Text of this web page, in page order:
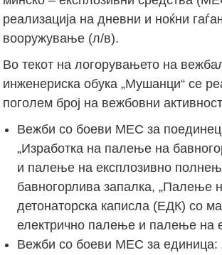
реализација на дневни и ноќни
вооружување (л/в).
Во текот на логорувањето на
инженериска обука „Мушанци“ се
поголем број на вежбовни
Вежби со боеви МЕС за
„Изработка на палење на
и палење на експлозивно
бавногорлива запалка, „Палење
детонаторска каписла (ЕДК) со
електрично палење и палење на
Вежби со боеви МЕС за единица: